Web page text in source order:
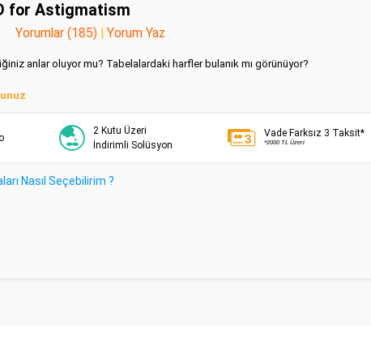
for Astigmatism
Yorumlar (185) Yorum Yaz
anlar oluyor mu? Tabelalardaki harfler bulanık mı görünüyor?
2 Kutu Üzeri
İndirimli Solüsyon
Vade Farksız 3 Taksit*
*2000 TL Üzeri
Nasıl Seçebilirim ?